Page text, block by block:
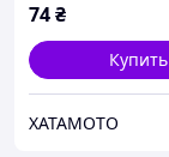
74₴
Купить
ХАТАМОТО